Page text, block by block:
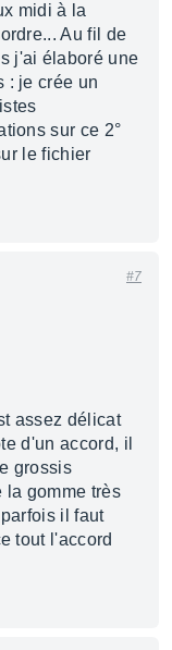
midi à la
Au fil de
j'ai élaboré une
: je crée un
sur ce 2°
le fichier
#7
assez délicat
d'un accord, il
grossis
la gomme très
il faut
tout l'accord